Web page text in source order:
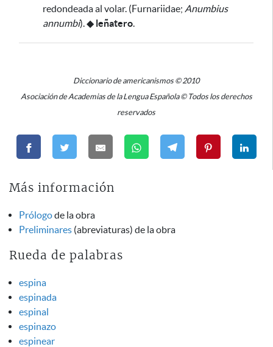
redondeada al volar. (Furnariidae; Anumbius
annumbi).◆ leñatero.
Diccionario de americanismos © 2010
Asociación de Academias de la Lengua Española © Todos los derechos
reservados
Más información
Prólogode la obra
Preliminares (abreviaturas) de la obra
Rueda de palabras
espina
espinada
espinal
espinazo
espinear